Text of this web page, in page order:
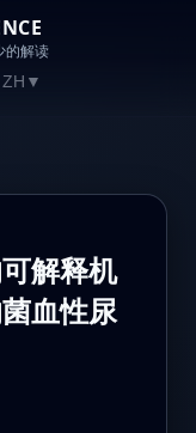
的解读
ZH ▼
解释机
血性尿